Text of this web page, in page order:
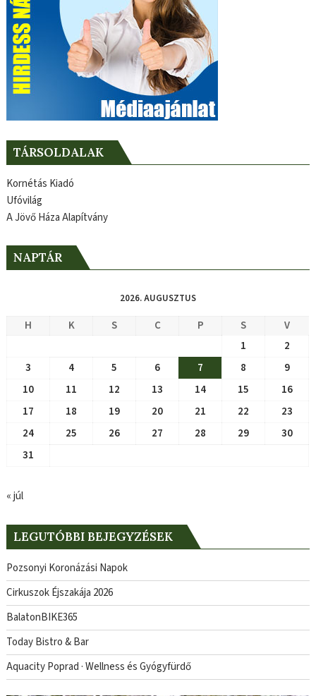
TÁRSOLDALAK
Kornétás Kiadó
Ufóvilág
A Jövő Háza Alapítvány
NAPTÁR
2026. AUGUSZTUS
H K S C P S
V
1
2
3
4 5 6 7 8
9
10
11 12 13 14 15
16
17
18 19 20 21 22
23
24
25 26 27 28 29
30
31
« júl
LEGUTÓBBI BEJEGYZÉSEK
Pozsonyi Koronázási Napok
Cirkuszok Éjszakája 2026
BalatonBIKE365
Today Bistro & Bar
Aquacity Poprad · Wellness és Gyógyfürdő